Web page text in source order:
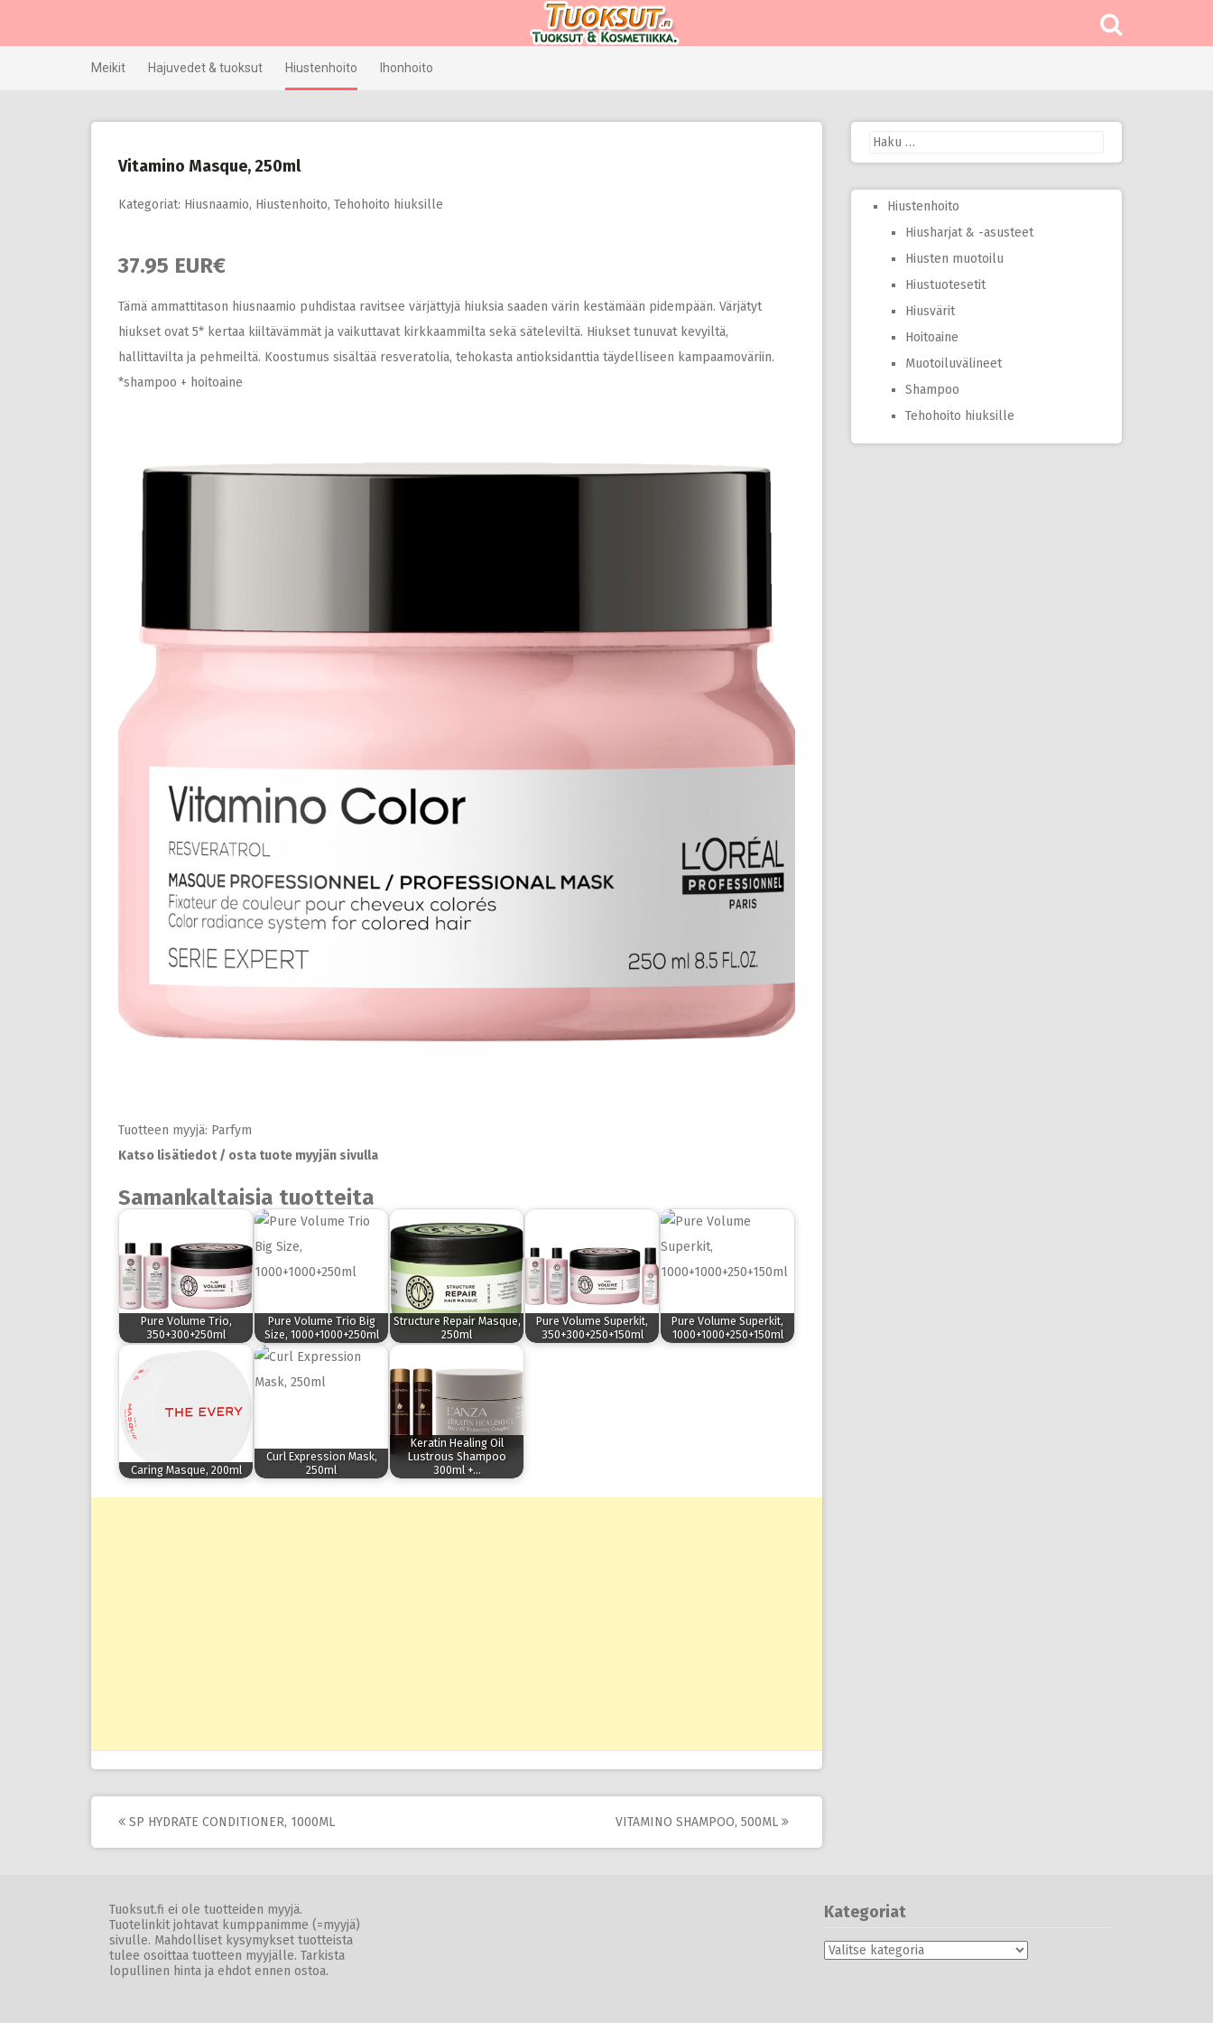
Meikit Hajuvedet & tuoksut Hiustenhoito Ihonhoito
Vitamino Masque, 250ml
Kategoriat: Hiusnaamio, Hiustenhoito, Tehohoito hiuksille
37.95 EUR€
Tämä ammattitason hiusnaamio puhdistaa ravitsee värjättyjä hiuksia saaden värin kestämään pidempään. Värjätyt
hiukset ovat 5* kertaa kiiltävämmät ja vaikuttavat kirkkaammilta sekä säteleviltä. Hiukset tunuvat kevyiltä,
hallittavilta ja pehmeiltä. Koostumus sisältää resveratolia, tehokasta antioksidanttia täydelliseen kampaamoväriin.
*shampoo + hoitoaine
Tuotteen myyjä: Parfym
Katso lisätiedot / osta tuote myyjän sivulla
Samankaltaisia tuotteita
Pure Volume Trio,
350+300+250ml
Pure Volume Trio Big
Size, 1000+1000+250ml
Structure Repair Masque,
250ml
Pure Volume Superkit,
350+300+250+150ml
Pure Volume Superkit,
1000+1000+250+150ml
Caring Masque, 200ml
Curl Expression Mask,
250ml
Keratin Healing Oil
Lustrous Shampoo
300ml +…
Post
navigation
SP HYDRATE CONDITIONER, 1000ML VITAMINO SHAMPOO, 500ML
Haku:
Hiustenhoito
Hiusharjat & -asusteet
Hiusten muotoilu
Hiustuotesetit
Hiusvärit
Hoitoaine
Muotoiluvälineet
Shampoo
Tehohoito hiuksille
Tuoksut.fi ei ole tuotteiden myyjä.
Tuotelinkit johtavat kumppanimme (=myyjä)
sivulle. Mahdolliset kysymykset tuotteista
tulee osoittaa tuotteen myyjälle. Tarkista
lopullinen hinta ja ehdot ennen ostoa.
Kategoriat
Kategoriat